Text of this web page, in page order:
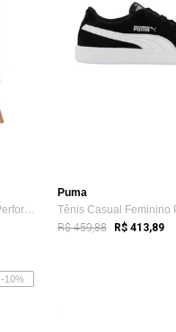
Short Masculino Treino Puma Performance ...
Puma
R$ 459,88 R$ 413,89
-10%